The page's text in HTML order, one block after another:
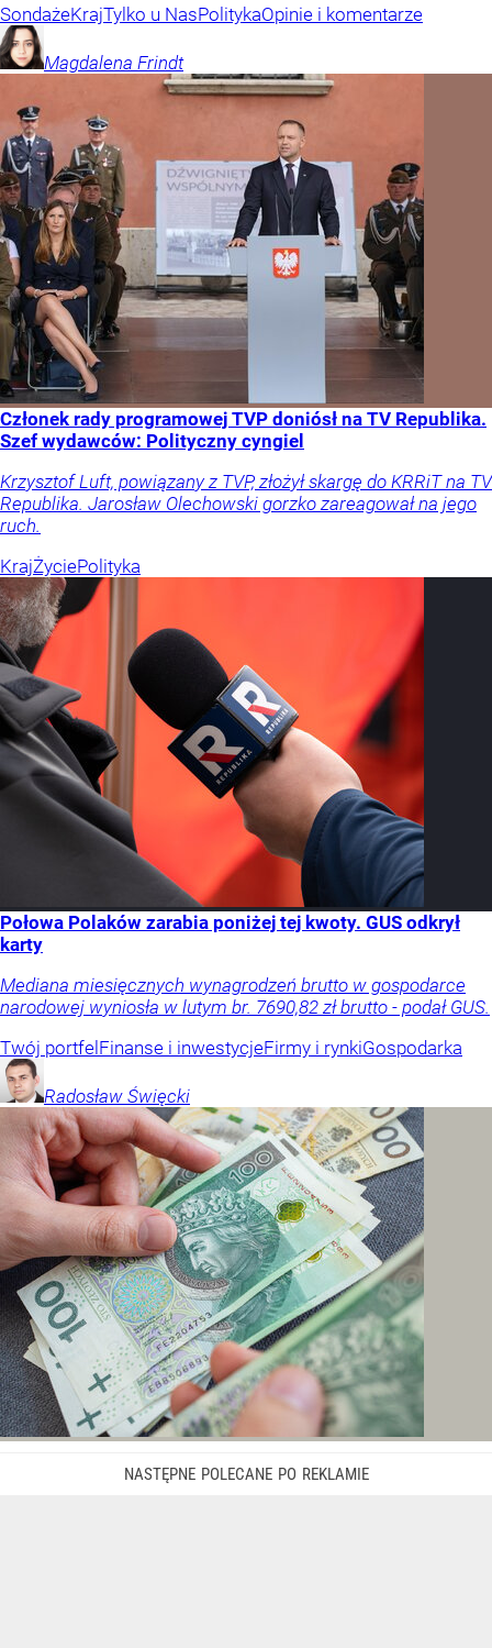
SondażeKrajTylko u NasPolitykaOpinie i komentarze
Magdalena Frindt
Członek rady programowej TVP doniósł na TV Republika.
Szef wydawców: Polityczny cyngiel
Krzysztof Luft, powiązany z TVP, złożył skargę do KRRiT na TV
Republika. Jarosław Olechowski gorzko zareagował na jego
ruch.
KrajŻyciePolityka
Połowa Polaków zarabia poniżej tej kwoty. GUS odkrył
karty
Mediana miesięcznych wynagrodzeń brutto w gospodarce
narodowej wyniosła w lutym br. 7690,82 zł brutto - podał GUS.
Twój portfel Finanse i inwestycjeFirmy i rynkiGospodarka
Radosław Święcki